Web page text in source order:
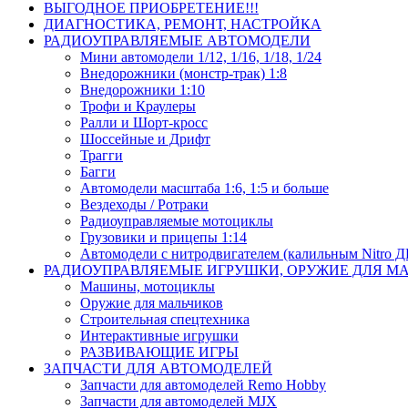
ВЫГОДНОЕ ПРИОБРЕТЕНИЕ!!!
ДИАГНОСТИКА, РЕМОНТ, НАСТРОЙКА
РАДИОУПРАВЛЯЕМЫЕ АВТОМОДЕЛИ
Мини автомодели 1/12, 1/16, 1/18, 1/24
Внедорожники (монстр-трак) 1:8
Внедорожники 1:10
Трофи и Краулеры
Ралли и Шорт-кросс
Шоссейные и Дрифт
Трагги
Багги
Автомодели масштаба 1:6, 1:5 и больше
Вездеходы / Ротраки
Радиоуправляемые мотоциклы
Грузовики и прицепы 1:14
Автомодели с нитродвигателем (калильным Nitro
РАДИОУПРАВЛЯЕМЫЕ ИГРУШКИ, ОРУЖИЕ ДЛЯ
Машины, мотоциклы
Оружие для мальчиков
Строительная спецтехника
Интерактивные игрушки
РАЗВИВАЮЩИЕ ИГРЫ
ЗАПЧАСТИ ДЛЯ АВТОМОДЕЛЕЙ
Запчасти для автомоделей Remo Hobby
Запчасти для автомоделей MJX